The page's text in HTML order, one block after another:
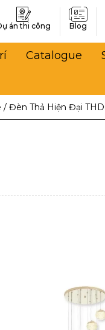
án thi công Blog
Catalogue
/ Đèn Thả Hiện Đại